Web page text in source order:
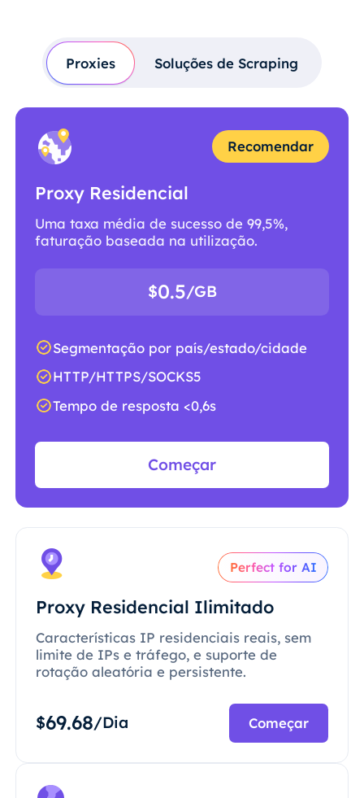
Proxies Soluções de Scraping
Recomendar
Proxy Residencial
Uma taxa média de sucesso de 99,5%,
faturação baseada na utilização.
$0.5/GB
Segmentação por país/estado/cidade
HTTP/HTTPS/SOCKS5
Tempo de resposta <0,6s
Começar
Perfect for AI
Proxy Residencial Ilimitado
Características IP residenciais reais, sem
limite de IPs e tráfego, e suporte de
rotação aleatória e persistente.
$69.68/Dia Começar